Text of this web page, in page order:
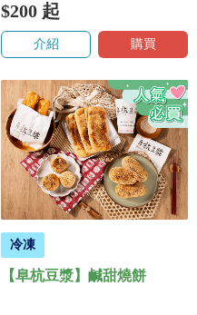
$200 起
介紹 購買
冷凍
【阜杭豆漿】鹹甜燒餅